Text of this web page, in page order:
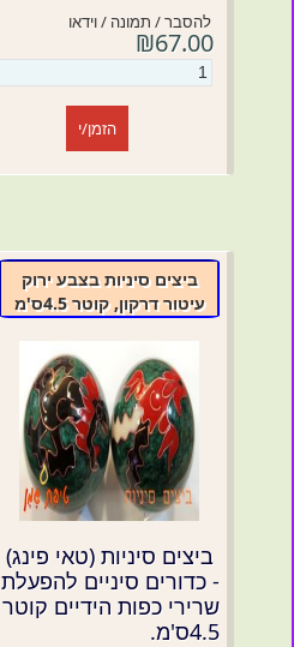
להסבר / תמונה / וידאו
₪67.00
הזמן/י
ביצים סיניות בצבע ירוק
עיטור דרקון, קוטר 4.5ס'מ
ביצים סיניות (טאי פינג)
- כדורים סיניים להפעלת
שרירי כפות הידיים קוטר
4.5ס'מ.